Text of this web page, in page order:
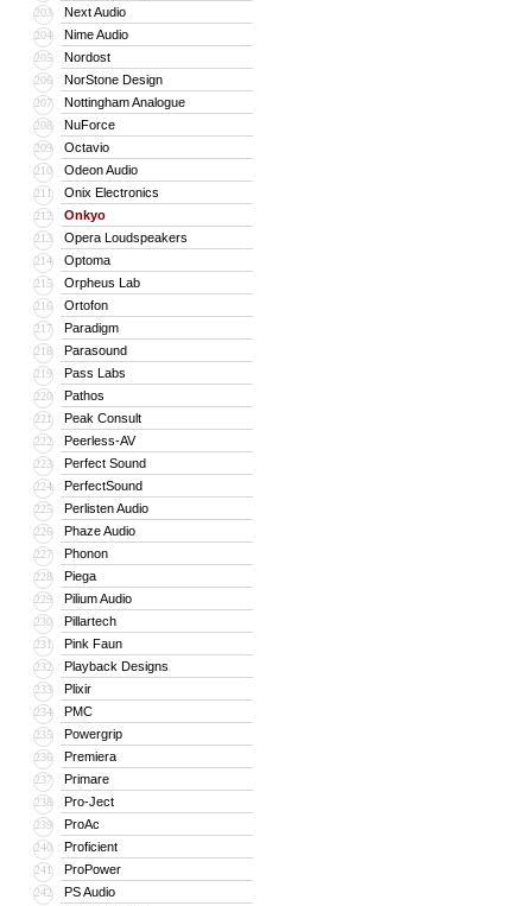
203 Next Audio
204 Nime Audio
205 Nordost
206 NorStone Design
207 Nottingham Analogue
208 NuForce
209 Octavio
210 Odeon Audio
211 Onix Electronics
212 Onkyo
213 Opera Loudspeakers
214 Optoma
215 Orpheus Lab
216 Ortofon
217 Paradigm
218 Parasound
219 Pass Labs
220 Pathos
221 Peak Consult
222 Peerless-AV
223 Perfect Sound
224 PerfectSound
225 Perlisten Audio
226 Phaze Audio
227 Phonon
228 Piega
229 Pilium Audio
230 Pillartech
231 Pink Faun
232 Playback Designs
233 Plixir
234 PMC
235 Powergrip
236 Premiera
237 Primare
238 Pro-Ject
239 ProAc
240 Proficient
241 ProPower
242 PS Audio